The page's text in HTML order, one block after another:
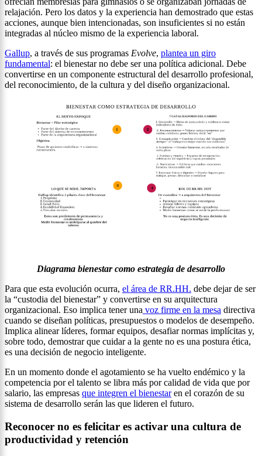
relajación. Pero los datos y la experiencia han demostrado que estas
acciones, aunque bien intencionadas, son insuficientes si no están
integradas al núcleo mismo de la experiencia laboral.
Gallup, a través de sus programas Evolve, plantea un giro
fundamental: el bienestar no debe ser una política adicional. Debe
convertirse en un componente estructural del desarrollo profesional,
del reconocimiento, de la cultura y del diseño organizacional.
Diagrama bienestar como estrategia de desarrollo
Para que esta evolución ocurra, el área de RR.HH. debe dejar de ser
la “custodia del bienestar” y convertirse en su arquitectura
organizacional. Eso implica tener una voz firme en la mesa directiva
cuando se diseñan políticas, presupuestos o modelos de desempeño.
Implica alinear líderes, formar equipos, desafiar normas implícitas y,
sobre todo, demostrar que cuidar a la gente no es una postura ética,
es una decisión de negocio inteligente.
En un momento donde el agotamiento se ha vuelto endémico y la
competencia por el talento se libra más por calidad de vida que por
salario, las empresas que integren el bienestaren el corazón de su
sistema de desarrollo serán las que lideren el futuro.
Reconocer no es felicitar es activar una cultura de
productividad y retención